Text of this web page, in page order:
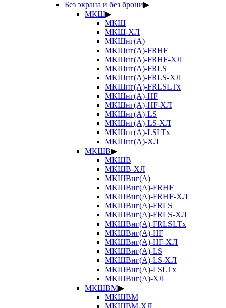
Без экрана и без брони▶
МКШ▶
МКШ
МКШ-ХЛ
МКШнг(А)
МКШнг(А)-FRHF
МКШнг(А)-FRHF-ХЛ
МКШнг(А)-FRLS
МКШнг(А)-FRLS-ХЛ
МКШнг(А)-FRLSLTx
МКШнг(А)-HF
МКШнг(А)-HF-ХЛ
МКШнг(А)-LS
МКШнг(А)-LS-ХЛ
МКШнг(А)-LSLTx
МКШнг(А)-ХЛ
МКШВ▶
МКШВ
МКШВ-ХЛ
МКШВнг(А)
МКШВнг(А)-FRHF
МКШВнг(А)-FRHF-ХЛ
МКШВнг(А)-FRLS
МКШВнг(А)-FRLS-ХЛ
МКШВнг(А)-FRLSLTx
МКШВнг(А)-HF
МКШВнг(А)-HF-ХЛ
МКШВнг(А)-LS
МКШВнг(А)-LS-ХЛ
МКШВнг(А)-LSLTx
МКШВнг(А)-ХЛ
МКШВМ▶
МКШВМ